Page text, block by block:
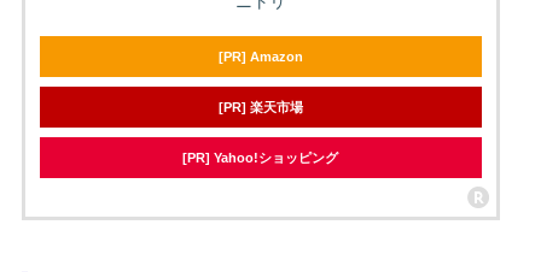
[PR] Amazon
[PR] 楽天市場
[PR] Yahoo!ショッピング